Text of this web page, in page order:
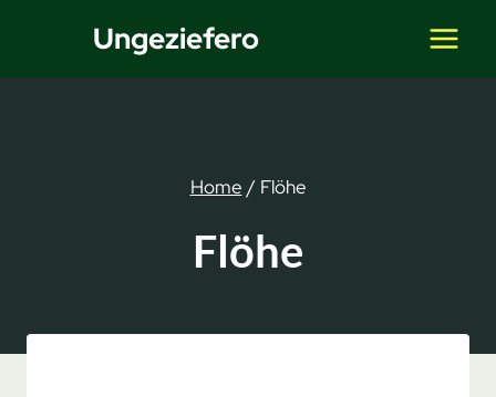
Ungeziefero
Home / Flöhe
Flöhe